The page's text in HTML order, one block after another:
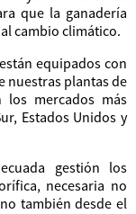
que la ganadería
cambio climático.
equipados con
nuestras plantas de
los mercados más
Estados Unidos y
gestión los
necesaria no
también desde el